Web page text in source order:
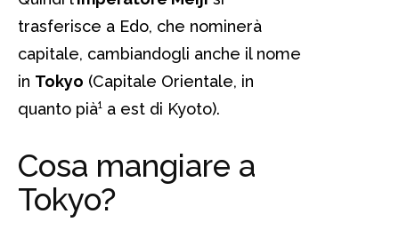
trasferisce a Edo, che nominerà
capitale, cambiandogli anche il nome
in Tokyo (Capitale Orientale, in
quanto pià¹ a est di Kyoto).
Cosa mangiare a
Tokyo?